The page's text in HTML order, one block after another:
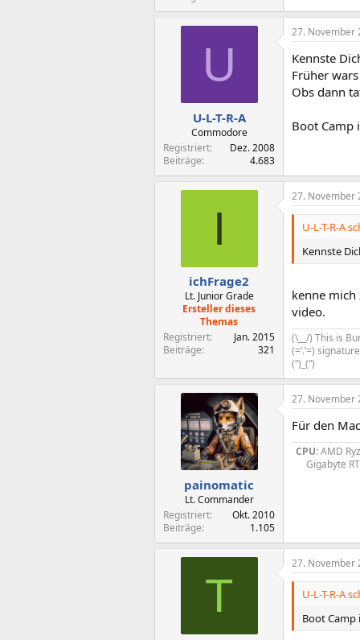
U
U-L-T-R-A
Commodore
Registriert
Dez. 2008
Beiträge
4.683
27. November
Kennste
Früher
Obs dann
Boot Camp
I
ichFrage2
Lt. Junior Grade
Ersteller dieses
Themas
Registriert
Jan. 2015
Beiträge
321
27. November
U-L-T-R-A
Kennste
kenne mich
video.
(\__/) This is
(=’.’=)
(“)_(“)
painomatic
Lt. Commander
Registriert
Okt. 2010
Beiträge
1.105
27. November
Für den
CPU:AMD
Gigabyte
T
27. November
U-L-T-R-A
Boot Camp